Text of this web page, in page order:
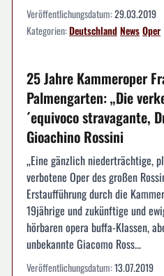
Veröffentlichungsdatum:29.03.2019
Kategorien:DeutschlandNewsOper
25 Jahre Kammeroper
Palmengarten: „Die
´equivoco stravagante,
Gioachino Rossini
„Eine gänzlich niederträchtige,
verbotene Oper des großen
Erstaufführung durch die
19jährige und zukünftige und
hörbaren opera buffa-Klassen,
unbekannte Giacomo Ross...
Veröffentlichungsdatum:13.07.2019